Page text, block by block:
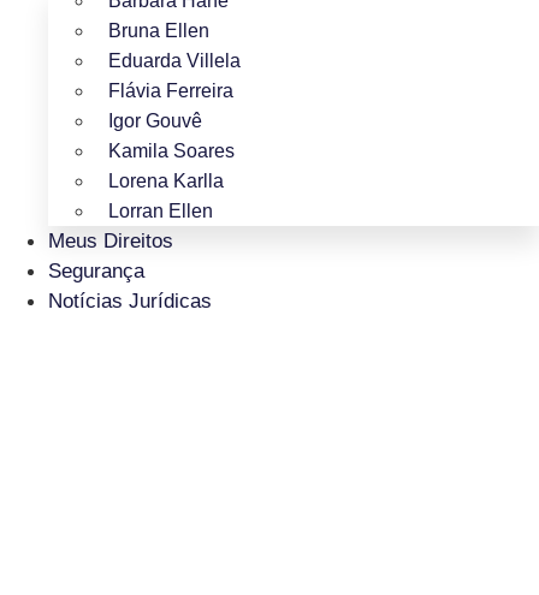
Bruna Ellen
Eduarda Villela
Flávia Ferreira
Igor Gouvê
Kamila Soares
Lorena Karlla
Lorran Ellen
Meus Direitos
Segurança
Notícias Jurídicas